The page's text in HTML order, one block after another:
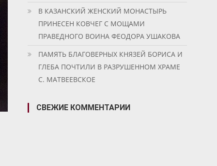
В КАЗАНСКИЙ ЖЕНСКИЙ МОНАСТЫРЬ
ПРИНЕСЕН КОВЧЕГ С МОЩАМИ
ПРАВЕДНОГО ВОИНА ФЕОДОРА УШАКОВА
ПАМЯТЬ БЛАГОВЕРНЫХ КНЯЗЕЙ БОРИСА И
ГЛЕБА ПОЧТИЛИ В РАЗРУШЕННОМ ХРАМЕ
С. МАТВЕЕВСКОЕ
СВЕЖИЕ КОММЕНТАРИИ